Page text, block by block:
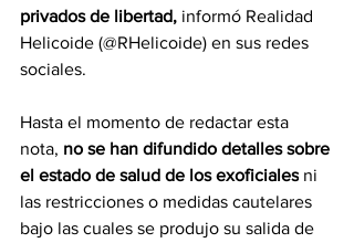
privados de libertad, informó Realidad
Helicoide (@RHelicoide) en sus redes
sociales.
Hasta el momento de redactar esta
nota, no se han difundido detalles sobre
el estado de salud de los exoficiales ni
las restricciones o medidas cautelares
bajo las cuales se produjo su salida de